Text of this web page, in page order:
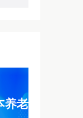
养老